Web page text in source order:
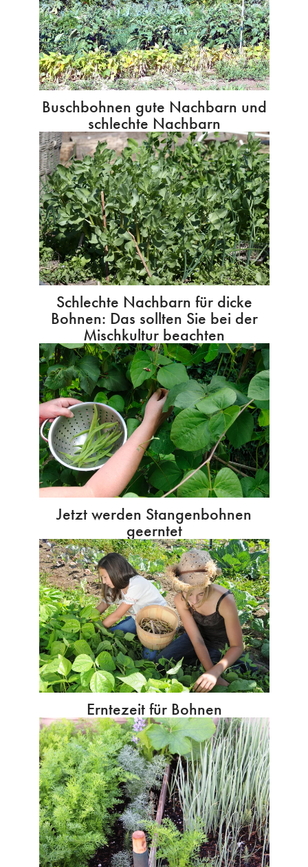
Buschbohnen gute Nachbarn und
schlechte Nachbarn
Schlechte Nachbarn für dicke
Bohnen: Das sollten Sie bei der
Mischkultur beachten
Jetzt werden Stangenbohnen
geerntet
Erntezeit für Bohnen